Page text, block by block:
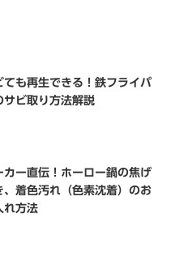
ても再生できる！鉄フライパ
サビ取り方法解説
カー直伝！ホーロー鍋の焦げ
、着色汚れ（色素沈着）のお
れ方法